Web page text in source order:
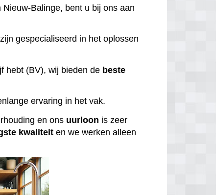
Nieuw-Balinge, bent u bij ons aan
gespecialiseerd in het oplossen
hebt (BV), wij bieden de beste
ervaring in het vak.
en ons uurloon is zeer
kwaliteit en we werken alleen